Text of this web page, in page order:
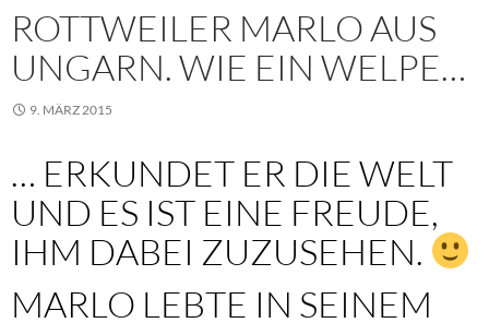
ROTTWEILER MARLO AUS
UNGARN. WIE EIN WELPE…
9. MÄRZ 2015
… ERKUNDET ER DIE WELT
UND ES IST EINE FREUDE,
IHM DABEI ZUZUSEHEN.
MARLO LEBTE IN SEINEM